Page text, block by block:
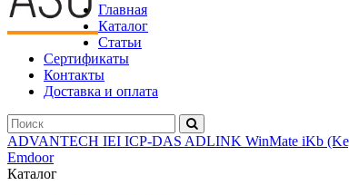
Главная
Каталог
Статьи
Сертификаты
Контакты
Доставка и оплата
ADVANTECH IEI ICP-DAS ADLINK WinMate iKb
Emdoor
Каталог